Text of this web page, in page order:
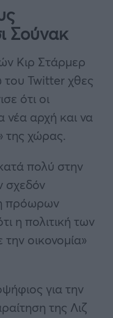
Σούνακ
Κιρ Στάρμερ
Twitter χθες
ότι οι
νέα αρχή και να
της χώρας.
πολύ στην
σχεδόν
πρόωρων
η πολιτική των
οικονομία»
για την
της Λιζ